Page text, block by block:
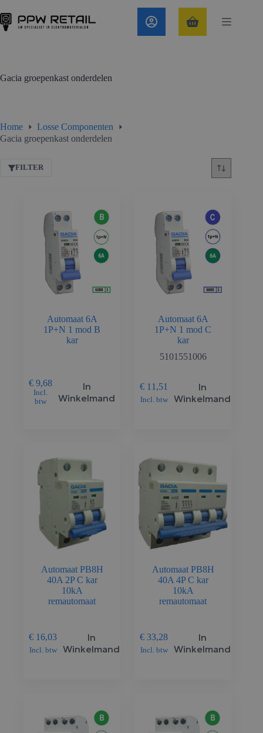
naar
de
Winkelwagen
Gacia groepenkast onderdelen
Home
Losse Componenten
Gacia groepenkast onderdelen
FILTER
Automaat 6A
1P+N 1 mod B
kar
€ 9,68
Incl.
btw
In
Winkelmand
Automaat 6A
1P+N 1 mod C
kar
5101551006
€ 11,51
Incl. btw
In
Winkelmand
Automaat PB8H
40A 2P C kar
10kA
remautomaat
€ 16,03
Incl. btw
In
Winkelmand
Automaat PB8H
40A 4P C kar
10kA
remautomaat
€ 33,28
Incl. btw
In
Winkelmand